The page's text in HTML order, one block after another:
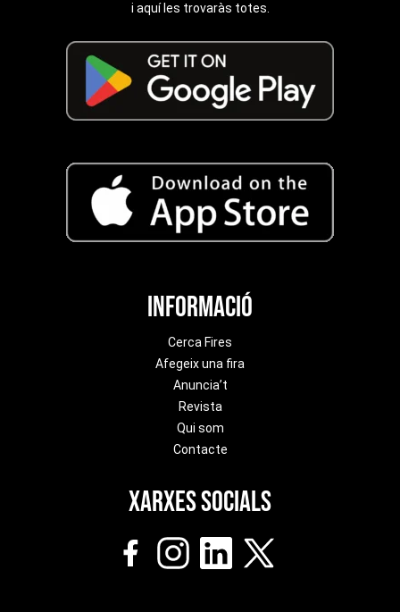
i aquí les trovaràs totes.
Informació
Cerca Fires
Afegeix una fira
Anuncia’t
Revista
Qui som
Contacte
Xarxes socials